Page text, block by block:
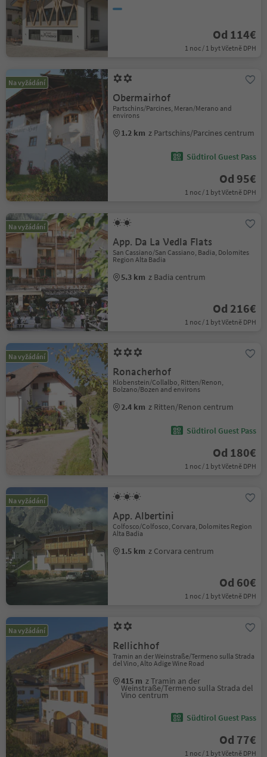
Od 114€
1 noc / 1 byt Včetně DPH
Na vyžádání
Obermairhof
Partschins/Parcines, Meran/Merano and
environs
1.2 km z Partschins/Parcines centrum
Südtirol Guest Pass
Od 95€
1 noc / 1 byt Včetně DPH
Na vyžádání
App. Da La Vedla Flats
San Cassiano/San Cassiano, Badia, Dolomites
Region Alta Badia
5.3 km z Badia centrum
Od 216€
1 noc / 1 byt Včetně DPH
Na vyžádání
Ronacherhof
Klobenstein/Collalbo, Ritten/Renon,
Bolzano/Bozen and environs
2.4 km z Ritten/Renon centrum
Südtirol Guest Pass
Od 180€
1 noc / 1 byt Včetně DPH
Na vyžádání
App. Albertini
Colfosco/Colfosco, Corvara, Dolomites Region
Alta Badia
1.5 km z Corvara centrum
Od 60€
1 noc / 1 byt Včetně DPH
Na vyžádání
Rellichhof
Tramin an der Weinstraße/Termeno sulla Strada
del Vino, Alto Adige Wine Road
415 m z Tramin an der
Weinstraße/Termeno sulla Strada del
Vino centrum
Südtirol Guest Pass
Od 77€
1 noc / 1 byt Včetně DPH